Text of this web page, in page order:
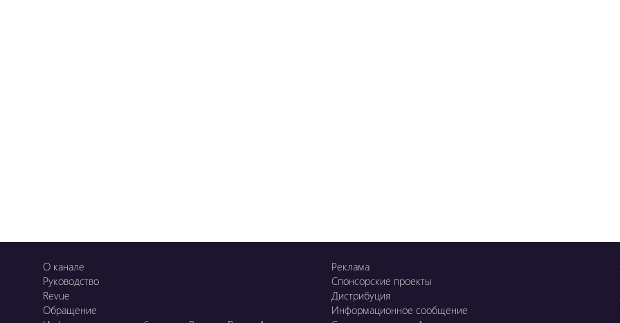
О канале
Руководство
Revue
Обращение
Реклама
Спонсорские проекты
Дистрибуция
Информационное сообщение